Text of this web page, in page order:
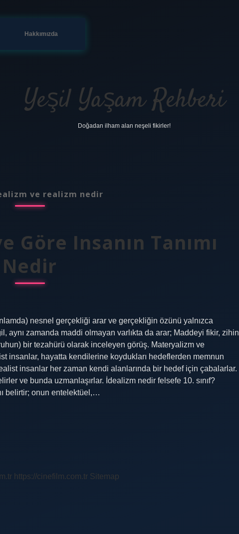
Hakkımızda
Yeşil Yaşam Rehberi
Doğadan ilham alan neşeli fikirler!
ve realizm nedir
Göre Insanın Tanımı
Nedir
nesnel gerçekliği arar ve gerçekliğin özünü yalnızca
aynı zamanda maddi olmayan varlıkta da arar; Maddeyi fikir, zihin
bir tezahürü olarak inceleyen görüş. Materyalizm ve
insanlar, hayatta kendilerine koydukları hedeflerden memnun
insanlar her zaman kendi alanlarında bir hedef için çabalarlar.
ve bunda uzmanlaşırlar. İdealizm nedir felsefe 10. sınıf?
belirtir; onun entelektüel,…
https://cinefilm.com.tr Sitemap